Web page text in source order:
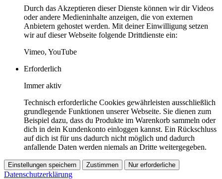
Durch das Akzeptieren dieser Dienste können wir dir Videos
oder andere Medieninhalte anzeigen, die von externen
Anbietern gehostet werden. Mit deiner Einwilligung setzen
wir auf dieser Webseite folgende Drittdienste ein:
Vimeo, YouTube
Erforderlich
Immer aktiv
Technisch erforderliche Cookies gewährleisten ausschließlich
grundlegende Funktionen unserer Webseite. Sie dienen zum
Beispiel dazu, dass du Produkte im Warenkorb sammeln oder
dich in dein Kundenkonto einloggen kannst. Ein Rückschluss
auf dich ist für uns dadurch nicht möglich und dadurch
anfallende Daten werden niemals an Dritte weitergegeben.
Einstellungen speichern Zustimmen Nur erforderliche
Datenschutzerklärung